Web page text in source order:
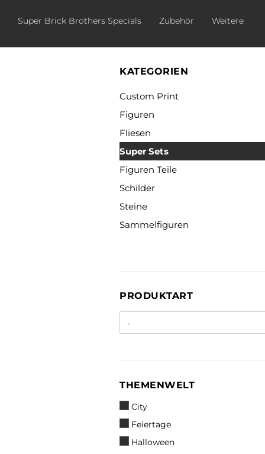
Super Brick Brothers Specials Zubehör Weitere
KATEGORIEN
Custom Print
Figuren
Fliesen
Super Sets
Figuren Teile
Schilder
Steine
Sammelfiguren
PRODUKTART
PRODUKTART
THEMENWELT
THEMENWELT
City
Feiertage
Halloween